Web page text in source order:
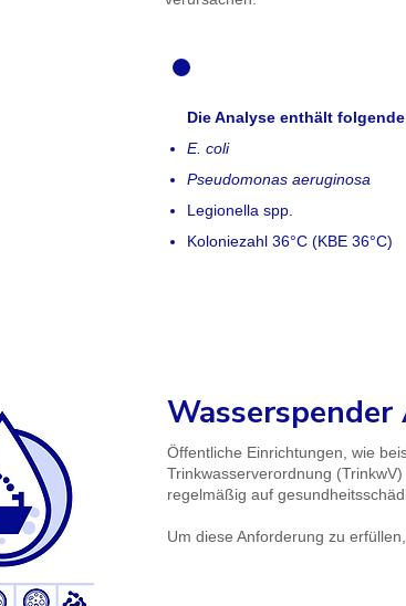
Die Analyse enthält
E. coli
Pseudomonas aeruginosa
Legionella spp.
Koloniezahl 36°C (KBE 36°C)
Wasserspender
Öffentliche Einrichtungen, wie
Trinkwasserverordnung
regelmäßig auf
Um diese Anforderung zu